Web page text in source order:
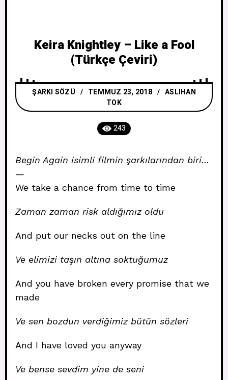
Keira Knightley – Like a Fool
(Türkçe Çeviri)
ŞARKI SÖZÜ TEMMUZ 23, 2018
ASLIHAN
TOK
243
Begin Again isimli filmin şarkılarından biri…
—
We take a chance from time to time
Zaman zaman risk aldığımız oldu
And put our necks out on the line
Ve elimizi taşın altına soktuğumuz
And you have broken every promise that we
made
Ve sen bozdun verdiğimiz bütün sözleri
And I have loved you anyway
Ve bense sevdim yine de seni